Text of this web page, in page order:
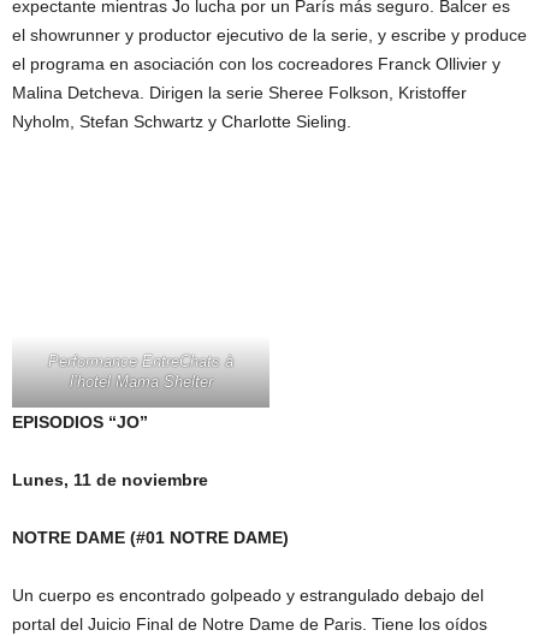
expectante mientras Jo lucha por un París más seguro. Balcer es
el showrunner y productor ejecutivo de la serie, y escribe y produce
el programa en asociación con los cocreadores Franck Ollivier y
Malina Detcheva. Dirigen la serie Sheree Folkson, Kristoffer
Nyholm, Stefan Schwartz y Charlotte Sieling.
Performance EntreChats à
l’hotel Mama Shelter
EPISODIOS “JO”
Lunes, 11 de noviembre
NOTRE DAME (#01 NOTRE DAME)
Un cuerpo es encontrado golpeado y estrangulado debajo del
portal del Juicio Final de Notre Dame de Paris. Tiene los oídos